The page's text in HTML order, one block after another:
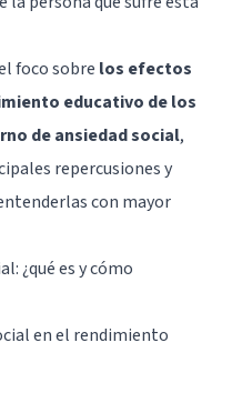
foco sobre los efectos
educativo de los
de ansiedad social,
repercusiones y
con mayor
¿qué es y cómo
en el rendimiento